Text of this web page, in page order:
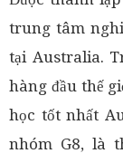
trung tâm
tại Australia.
hàng đầu thế
học tốt nhất
nhóm G8, là